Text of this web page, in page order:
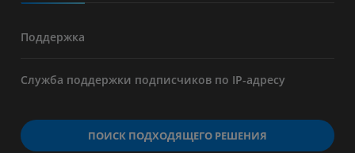
Поддержка
Служба поддержки подписчиков по IP-адресу
ПОИСК ПОДХОДЯЩЕГО РЕШЕНИЯ